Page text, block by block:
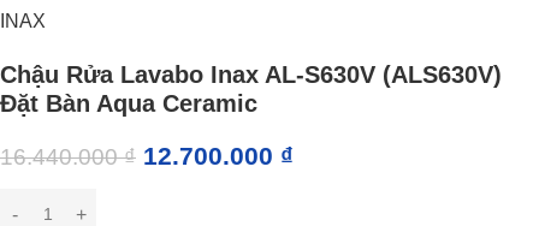
INAX
Chậu Rửa Lavabo Inax AL-S630V (ALS630V)
Đặt Bàn Aqua Ceramic
16.440.000₫ 12.700.000 ₫